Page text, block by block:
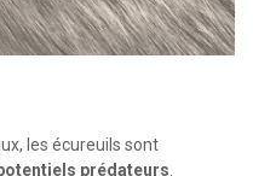
les écureuils sont
prédateurs